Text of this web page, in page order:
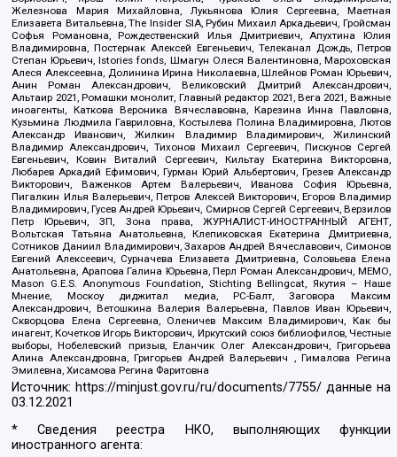
Железнова Мария Михайловна, Лукьянова Юлия Сергеевна, Маетная
Елизавета Витальевна, The Insider SIA, Рубин Михаил Аркадьевич, Гройсман
Софья Романовна, Рождественский Илья Дмитриевич, Апухтина Юлия
Владимировна, Постернак Алексей Евгеньевич, Телеканал Дождь, Петров
Степан Юрьевич, Istories fonds, Шмагун Олеся Валентиновна, Мароховская
Алеся Алексеевна, Долинина Ирина Николаевна, Шлейнов Роман Юрьевич,
Анин Роман Александрович, Великовский Дмитрий Александрович,
Альтаир 2021, Ромашки монолит, Главный редактор 2021, Вега 2021, Важные
иноагенты, Каткова Вероника Вячеславовна, Карезина Инна Павловна,
Кузьмина Людмила Гавриловна, Костылева Полина Владимировна, Лютов
Александр Иванович, Жилкин Владимир Владимирович, Жилинский
Владимир Александрович, Тихонов Михаил Сергеевич, Пискунов Сергей
Евгеньевич, Ковин Виталий Сергеевич, Кильтау Екатерина Викторовна,
Любарев Аркадий Ефимович, Гурман Юрий Альбертович, Грезев Александр
Викторович, Важенков Артем Валерьевич, Иванова София Юрьевна,
Пигалкин Илья Валерьевич, Петров Алексей Викторович, Егоров Владимир
Владимирович, Гусев Андрей Юрьевич, Смирнов Сергей Сергеевич, Верзилов
Петр Юрьевич, ЗП, Зона права, ЖУРНАЛИСТ-ИНОСТРАННЫЙ АГЕНТ,
Вольтская Татьяна Анатольевна, Клепиковская Екатерина Дмитриевна,
Сотников Даниил Владимирович, Захаров Андрей Вячеславович, Симонов
Евгений Алексеевич, Сурначева Елизавета Дмитриевна, Соловьева Елена
Анатольевна, Арапова Галина Юрьевна, Перл Роман Александрович, МЕМО,
Mason G.E.S. Anonymous Foundation, Stichting Bellingcat, Якутия – Наше
Мнение, Москоу диджитал медиа, РС-Балт, Заговора Максим
Александрович, Ветошкина Валерия Валерьевна, Павлов Иван Юрьевич,
Скворцова Елена Сергеевна, Оленичев Максим Владимирович, Как бы
инагент, Кочетков Игорь Викторович, Иркутский союз библиофилов, Честные
выборы, Нобелевский призыв, Еланчик Олег Александрович, Григорьева
Алина Александровна, Григорьев Андрей Валерьевич , Гималова Регина
Эмилевна, Хисамова Регина Фаритовна
Источник: https://minjust.gov.ru/ru/documents/7755/ данные на
03.12.2021
* Сведения реестра НКО, выполняющих функции
иностранного агента: